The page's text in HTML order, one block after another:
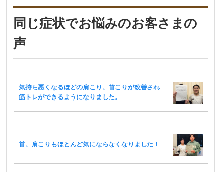
同じ症状でお悩みのお客さまの
声
気持ち悪くなるほどの肩こり、首こりが改善され
筋トレができるようになりました。
首、肩こりもほとんど気にならなくなりました！